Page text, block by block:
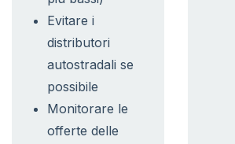
Evitare i
distributori
autostradali se
possibile
Monitorare le
offerte delle